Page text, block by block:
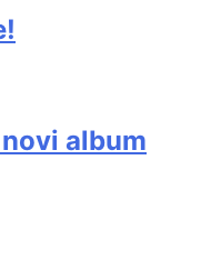
album